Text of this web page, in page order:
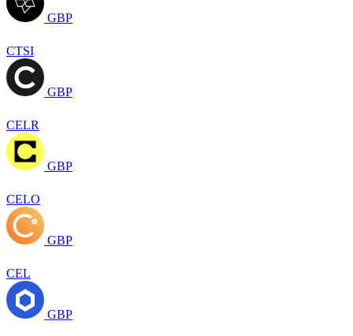
GBP
CTSI
GBP
CELR
GBP
CELO
GBP
CEL
GBP